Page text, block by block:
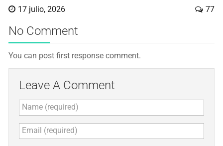
17 julio, 2026 77
No Comment
You can post first response comment.
Leave A Comment
Name (required)
Email (required)